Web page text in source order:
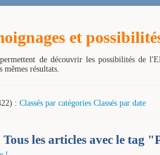
et
de découvrir les possibilités de
mêmes résultats.
: Classés par catégories Classés par date
Tous les articles avec le tag